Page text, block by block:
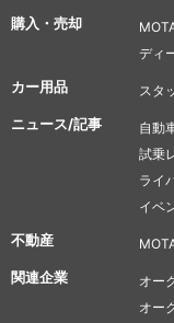
購入・売却
ディ
カー用品 スタ
ニュース/記事 自動
試乗
ライ
イベ
不動産
関連企業 オー
オー